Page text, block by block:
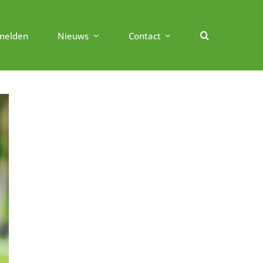
Nieuws Contact